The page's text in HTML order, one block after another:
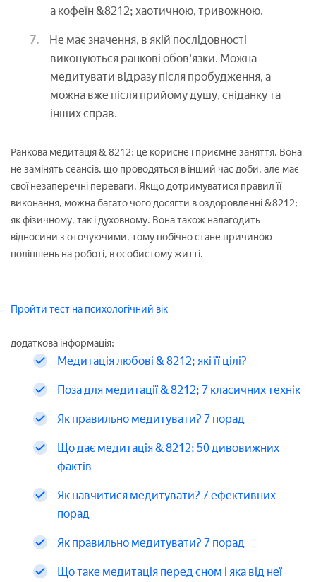
а кофеїн &8212; хаотичною, тривожною.
Не має значення, в якій послідовності
виконуються ранкові обов'язки. Можна
медитувати відразу після пробудження, а
можна вже після прийому душу, сніданку та
інших справ.
Ранкова медитація & 8212; це корисне і приємне заняття. Вона
не замінять сеансів, що проводяться в інший час доби, але має
свої незаперечні переваги. Якщо дотримуватися правил її
виконання, можна багато чого досягти в оздоровленні &8212;
як фізичному, так і духовному. Вона також налагодить
відносини з оточуючими, тому побічно стане причиною
поліпшень на роботі, в особистому житті.
Пройти тест на психологічний вік
додаткова інформація:
Медитація любові & 8212; які її цілі?
Поза для медитації & 8212; 7 класичних технік
Як правильно медитувати? 7 порад
Що дає медитація & 8212; 50 дивовижних
фактів
Як навчитися медитувати? 7 ефективних
порад
Як правильно медитувати? 7 порад
Що таке медитація перед сном і яка від неї